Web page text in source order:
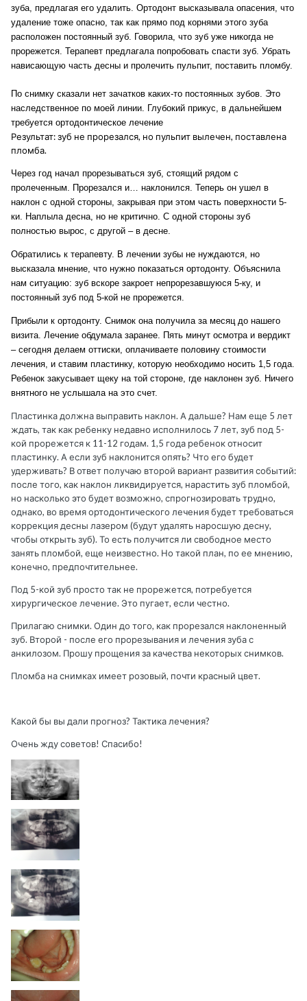
зуба, предлагая его удалить. Ортодонт высказывала опасения, что
удаление тоже опасно, так как прямо под корнями этого зуба
расположен постоянный зуб. Говорила, что зуб уже никогда не
прорежется. Терапевт предлагала попробовать спасти зуб. Убрать
нависающую часть десны и пролечить пульпит, поставить пломбу.
По снимку сказали нет зачатков каких-то постоянных зубов. Это
наследственное по моей линии. Глубокий прикус, в дальнейшем
требуется ортодонтическое лечение
Результат: зуб не прорезался, но пульпит вылечен, поставлена
пломба.
Через год начал прорезываться зуб, стоящий рядом с
пролеченным. Прорезался и… наклонился. Теперь он ушел в
наклон с одной стороны, закрывая при этом часть поверхности 5-
ки. Наплыла десна, но не критично. С одной стороны зуб
полностью вырос, с другой – в десне.
Обратились к терапевту. В лечении зубы не нуждаются, но
высказала мнение, что нужно показаться ортодонту. Объяснила
нам ситуацию: зуб вскоре закроет непрорезавшуюся 5-ку, и
постоянный зуб под 5-кой не прорежется.
Прибыли к ортодонту. Снимок она получила за месяц до нашего
визита. Лечение обдумала заранее. Пять минут осмотра и вердикт
– сегодня делаем оттиски, оплачиваете половину стоимости
лечения, и ставим пластинку, которую необходимо носить 1,5 года.
Ребенок закусывает щеку на той стороне, где наклонен зуб. Ничего
внятного не услышала на это счет.
Пластинка должна выправить наклон. А дальше? Нам еще 5 лет
ждать, так как ребенку недавно исполнилось 7 лет, зуб под 5-
кой прорежется к 11-12 годам. 1,5 года ребенок относит
пластинку. А если зуб наклонится опять? Что его будет
удерживать? В ответ получаю второй вариант развития событий:
после того, как наклон ликвидируется, нарастить зуб пломбой,
но насколько это будет возможно, спрогнозировать трудно,
однако, во время ортодонтического лечения будет требоваться
коррекция десны лазером (будут удалять наросшую десну,
чтобы открыть зуб). То есть получится ли свободное место
занять пломбой, еще неизвестно. Но такой план, по ее мнению,
конечно, предпочтительнее.
Под 5-кой зуб просто так не прорежется, потребуется
хирургическое лечение. Это пугает, если честно.
Прилагаю снимки. Один до того, как прорезался наклоненный
зуб. Второй - после его прорезывания и лечения зуба с
анкилозом. Прошу прощения за качества некоторых снимков.
Пломба на снимках имеет розовый, почти красный цвет.
Какой бы вы дали прогноз? Тактика лечения?
Очень жду советов! Спасибо!